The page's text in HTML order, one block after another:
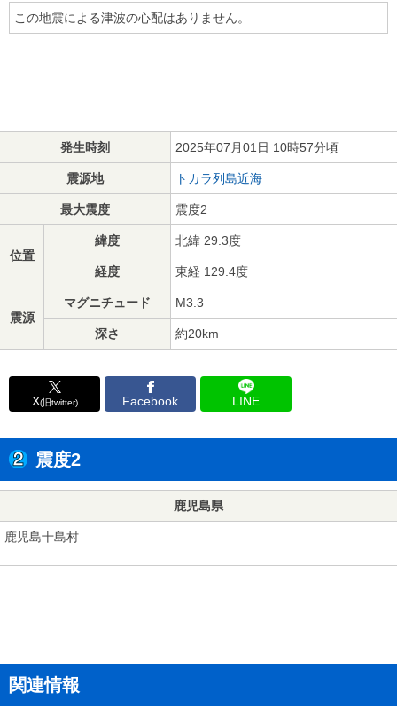
この地震による津波の心配はありません。
発生時刻 2025年07月01日 10時57分頃
震源地 トカラ列島近海
最大震度 震度2
位置
緯度 北緯 29.3度
経度 東経 129.4度
震源
マグニチュード M3.3
深さ 約20km
X(旧twitter) Facebook LINE
震度2
鹿児島県
鹿児島十島村
関連情報